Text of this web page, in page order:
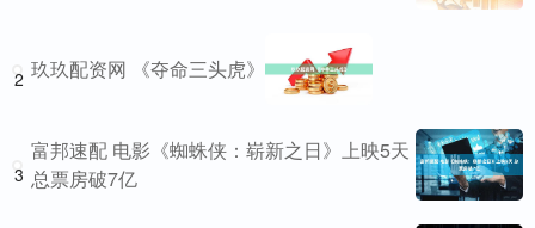
2 玖玖配资网 《夺命三头虎》
3
富邦速配 电影《蜘蛛侠：崭新之日》上映5天
总票房破7亿